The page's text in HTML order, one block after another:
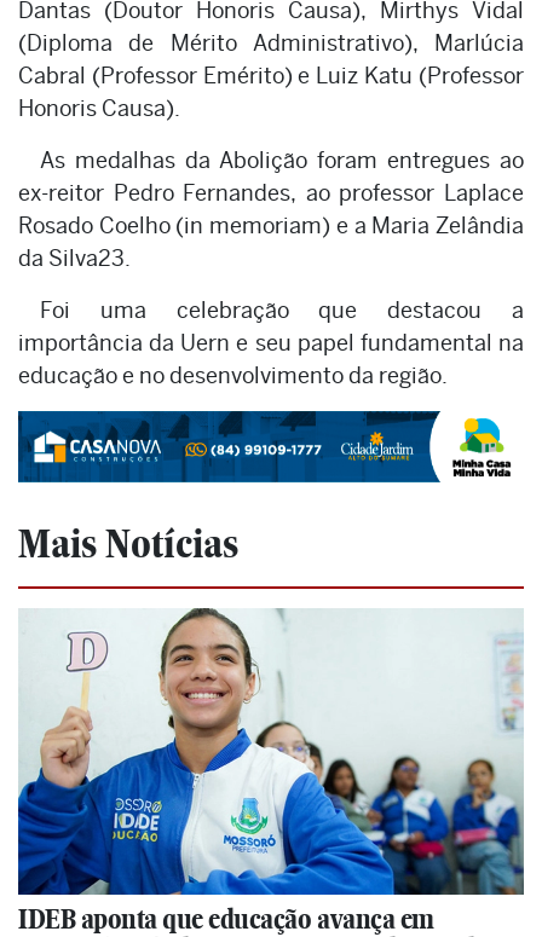
Dantas (Doutor Honoris Causa), Mirthys Vidal
(Diploma de Mérito Administrativo), Marlúcia
Cabral (Professor Emérito) e Luiz Katu (Professor
Honoris Causa).
As medalhas da Abolição foram entregues ao
ex-reitor Pedro Fernandes, ao professor Laplace
Rosado Coelho (in memoriam) e a Maria Zelândia
da Silva23.
Foi uma celebração que destacou a
importância da Uern e seu papel fundamental na
educação e no desenvolvimento da região.
Mais Notícias
IDEB aponta que educação avança em